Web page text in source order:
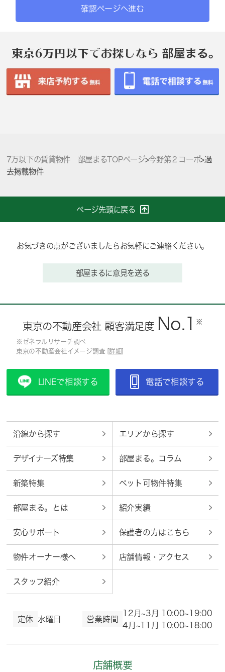
確認ページへ進む
7万以下の賃貸物件 部屋まるTOPページ>今野第２コーポ>過
去掲載物件
ページ先頭に戻る
お気づきの点がございましたらお気軽にご連絡ください。
部屋まるに意見を送る
東京の不動産会社 顧客満足度 No.1 ※
※ゼネラルリサーチ調べ
東京の不動産会社イメージ調査 [ 詳細
LINEで相談する 電話で相談する
沿線から探す エリアから探す
デザイナーズ特集 部屋まる。コラム
新築特集 ペット可物件特集
部屋まる。とは 紹介実績
安心サポート 保護者の方はこちら
物件オーナー様へ 店舗情報・アクセス
スタッフ紹介
定休 水曜日 営業時間
12月~3月 10:00~19:00
4月~11月 10:00~18:00
店舗概要